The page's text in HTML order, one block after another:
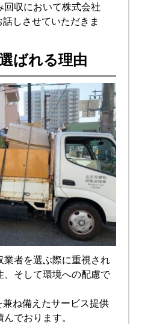
収において株式会社
しさせていただきま
ばれる理由
業者を選ぶ際に重視され
、そして環境への配慮で
ね備えたサービス提供
でおります。